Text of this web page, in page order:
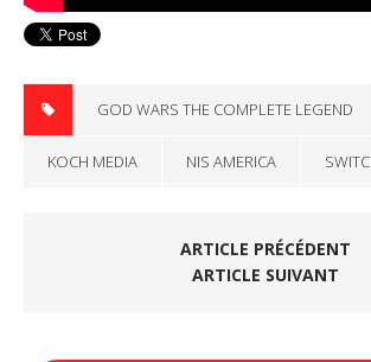
GOD WARS THE COMPLETE LEGEND
KOCH MEDIA NIS AMERICA
ARTICLE PRÉCÉDENT
ARTICLE SUIVANT